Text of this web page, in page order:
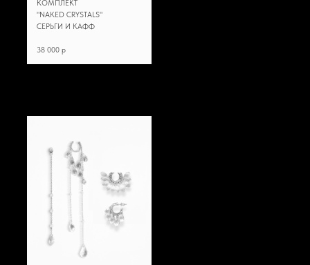
КОМПЛЕКТ
"NAKED CRYSTALS"
СЕРЬГИ И КАФФ
38 000 p